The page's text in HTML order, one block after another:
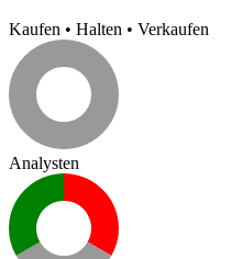
Kaufen • Halten • Verkaufen
Analysten